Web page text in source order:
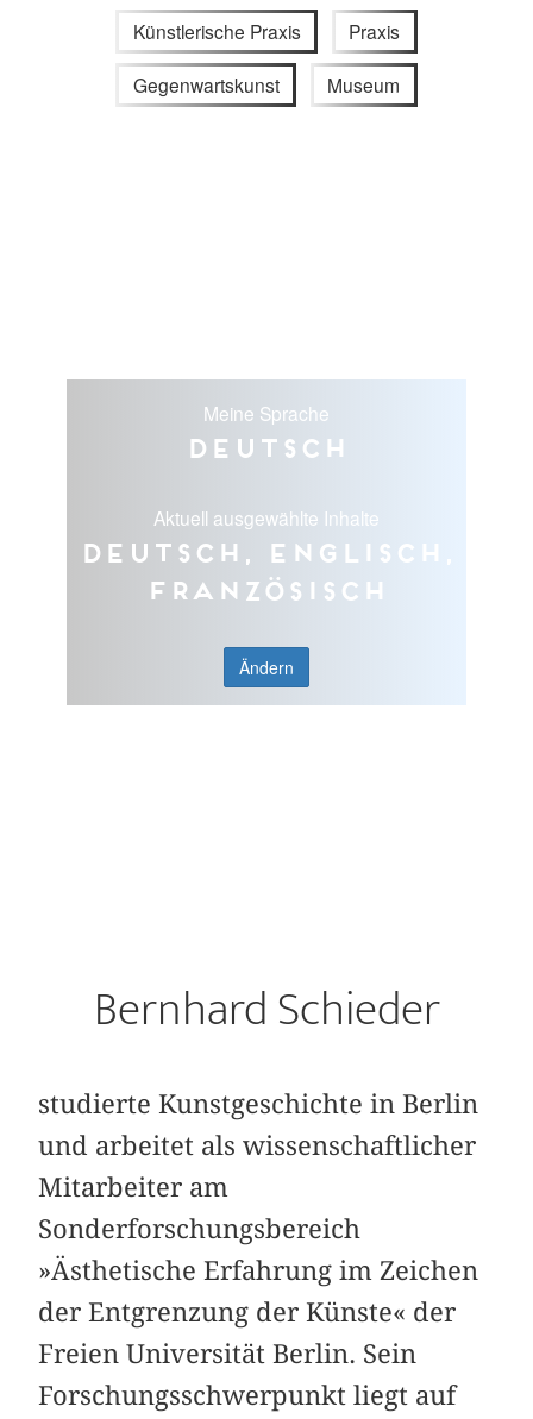
Künstlerische Praxis Praxis
Gegenwartskunst Museum
Meine Sprache
Deutsch
Aktuell ausgewählte Inhalte
Deutsch, Englisch,
Französisch
Ändern
Bernhard Schieder
studierte Kunstgeschichte in Berlin
und arbeitet als wissenschaftlicher
Mitarbeiter am
Sonderforschungsbereich
»Ästhetische Erfahrung im Zeichen
der Entgrenzung der Künste« der
Freien Universität Berlin. Sein
Forschungsschwerpunkt liegt auf